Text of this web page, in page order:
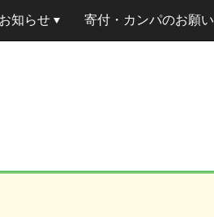
知らせ 寄付・カンパのお願い